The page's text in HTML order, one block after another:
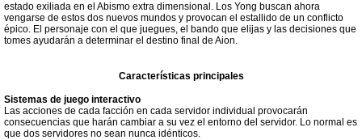
estado exiliada en el Abismo extra dimensional. Los Yong buscan ahora
vengarse de estos dos nuevos mundos y provocan el estallido de un conflicto
épico. El personaje con el que juegues, el bando que elijas y las decisiones que
tomes ayudarán a determinar el destino final de Aion.
Características principales
Sistemas de juego interactivo
Las acciones de cada facción en cada servidor individual provocarán
consecuencias que harán cambiar a su vez el entorno del servidor. Lo normal es
que dos servidores no sean nunca idénticos.